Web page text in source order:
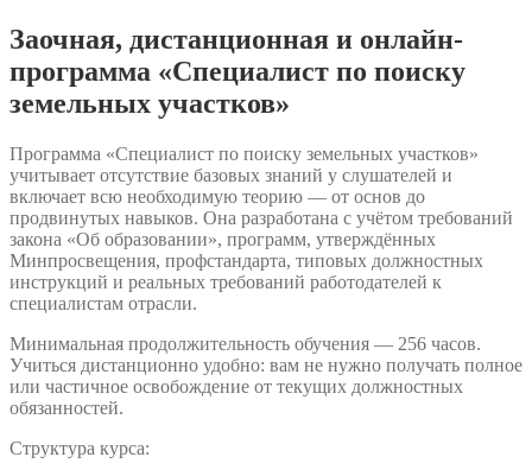
Заочная, дистанционная и онлайн-
программа «Специалист по поиску
земельных участков»
Программа «Специалист по поиску земельных участков»
учитывает отсутствие базовых знаний у слушателей и
включает всю необходимую теорию — от основ до
продвинутых навыков. Она разработана с учётом требований
закона «Об образовании», программ, утверждённых
Минпросвещения, профстандарта, типовых должностных
инструкций и реальных требований работодателей к
специалистам отрасли.
Минимальная продолжительность обучения — 256 часов.
Учиться дистанционно удобно: вам не нужно получать полное
или частичное освобождение от текущих должностных
обязанностей.
Структура курса: